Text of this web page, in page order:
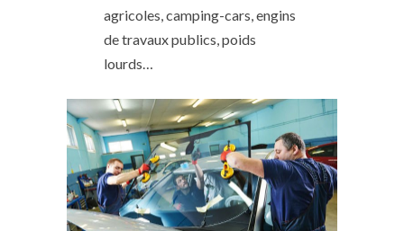
agricoles, camping-cars, engins
de travaux publics, poids
lourds…